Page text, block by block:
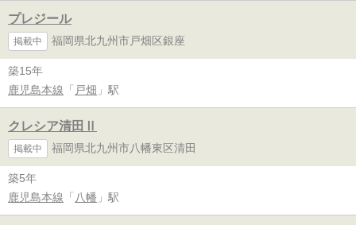
プレジール
掲載中 福岡県北九州市戸畑区銀座
築15年
鹿児島本線 「 戸畑 」駅
クレシア清田Ⅱ
掲載中 福岡県北九州市八幡東区清田
築5年
鹿児島本線 「 八幡 」駅